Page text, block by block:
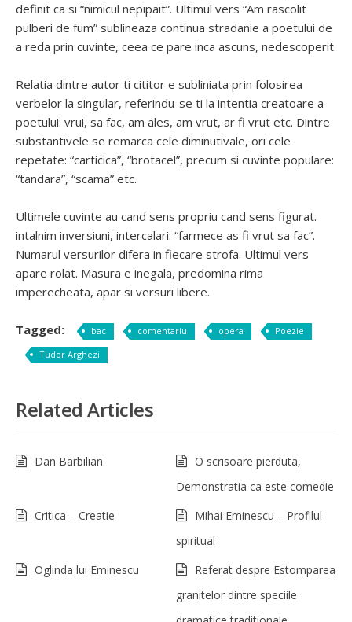
definit ca si “nimicul nepipait”. Ultimul vers “Am rascolit
pulberi de fum” sublineaza continua stradanie a poetului de
a reda prin cuvinte, ceea ce pare inca ascuns, nedescoperit.
Relatia dintre autor ti cititor e subliniata prin folosirea
verbelor la singular, referindu-se ti la intentia creatoare a
poetului: vrui, sa fac, am ales, am vrut, ar fi vrut etc. Dintre
substantivele se remarca cele diminutivale, ori cele
repetate: “carticica”, “brotacel”, precum si cuvinte populare:
“tandara”, “scama” etc.
Ultimele cuvinte au cand sens propriu cand sens figurat.
intalnim inversiuni, intercalari: “farmece as fi vrut sa fac”.
Numarul versurilor difera in fiecare strofa. Ultimul vers
apare rolat. Masura e inegala, predomina rima
imperecheata, apar si versuri libere.
Tagged: bac comentariu opera
Poezie
Tudor Arghezi
Related Articles
Dan Barbilian
O scrisoare pierduta,
Demonstratia ca este comedie
Critica – Creatie
Mihai Eminescu – Profilul
spiritual
Oglinda lui Eminescu
Referat despre Estomparea
granitelor dintre speciile